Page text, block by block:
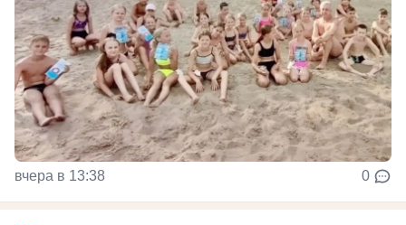
вчера в 13:38 0